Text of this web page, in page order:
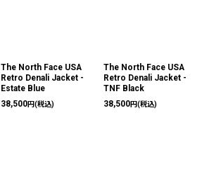
The North Face USA
Retro Denali Jacket -
Estate Blue
38,500円(税込)
The North Face USA
Retro Denali Jacket -
TNF Black
38,500円(税込)